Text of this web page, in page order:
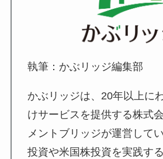
執筆：かぶリッジ編集部
かぶリッジは、20年以上に
けサービスを提供する株式
メントブリッジが運営して
投資や米国株投資を実践す